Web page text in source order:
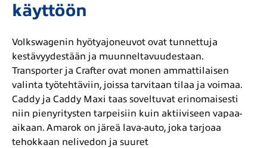
käyttöön
Volkswagenin hyötyajoneuvot ovat tunnettuja
kestävyydestään ja muunneltavuudestaan.
Transporter ja Crafter ovat monen ammattilaisen
valinta työtehtäviin, joissa tarvitaan tilaa ja voimaa.
Caddy ja Caddy Maxi taas soveltuvat erinomaisesti
niin pienyritysten tarpeisiin kuin aktiiviseen vapaa-
aikaan. Amarok on järeä lava-auto, joka tarjoaa
tehokkaan nelivedon ja suuret